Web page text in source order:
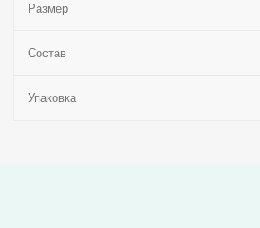
Размер
Состав
Упаковка